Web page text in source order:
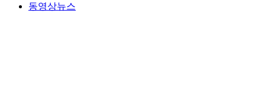
동영상뉴스